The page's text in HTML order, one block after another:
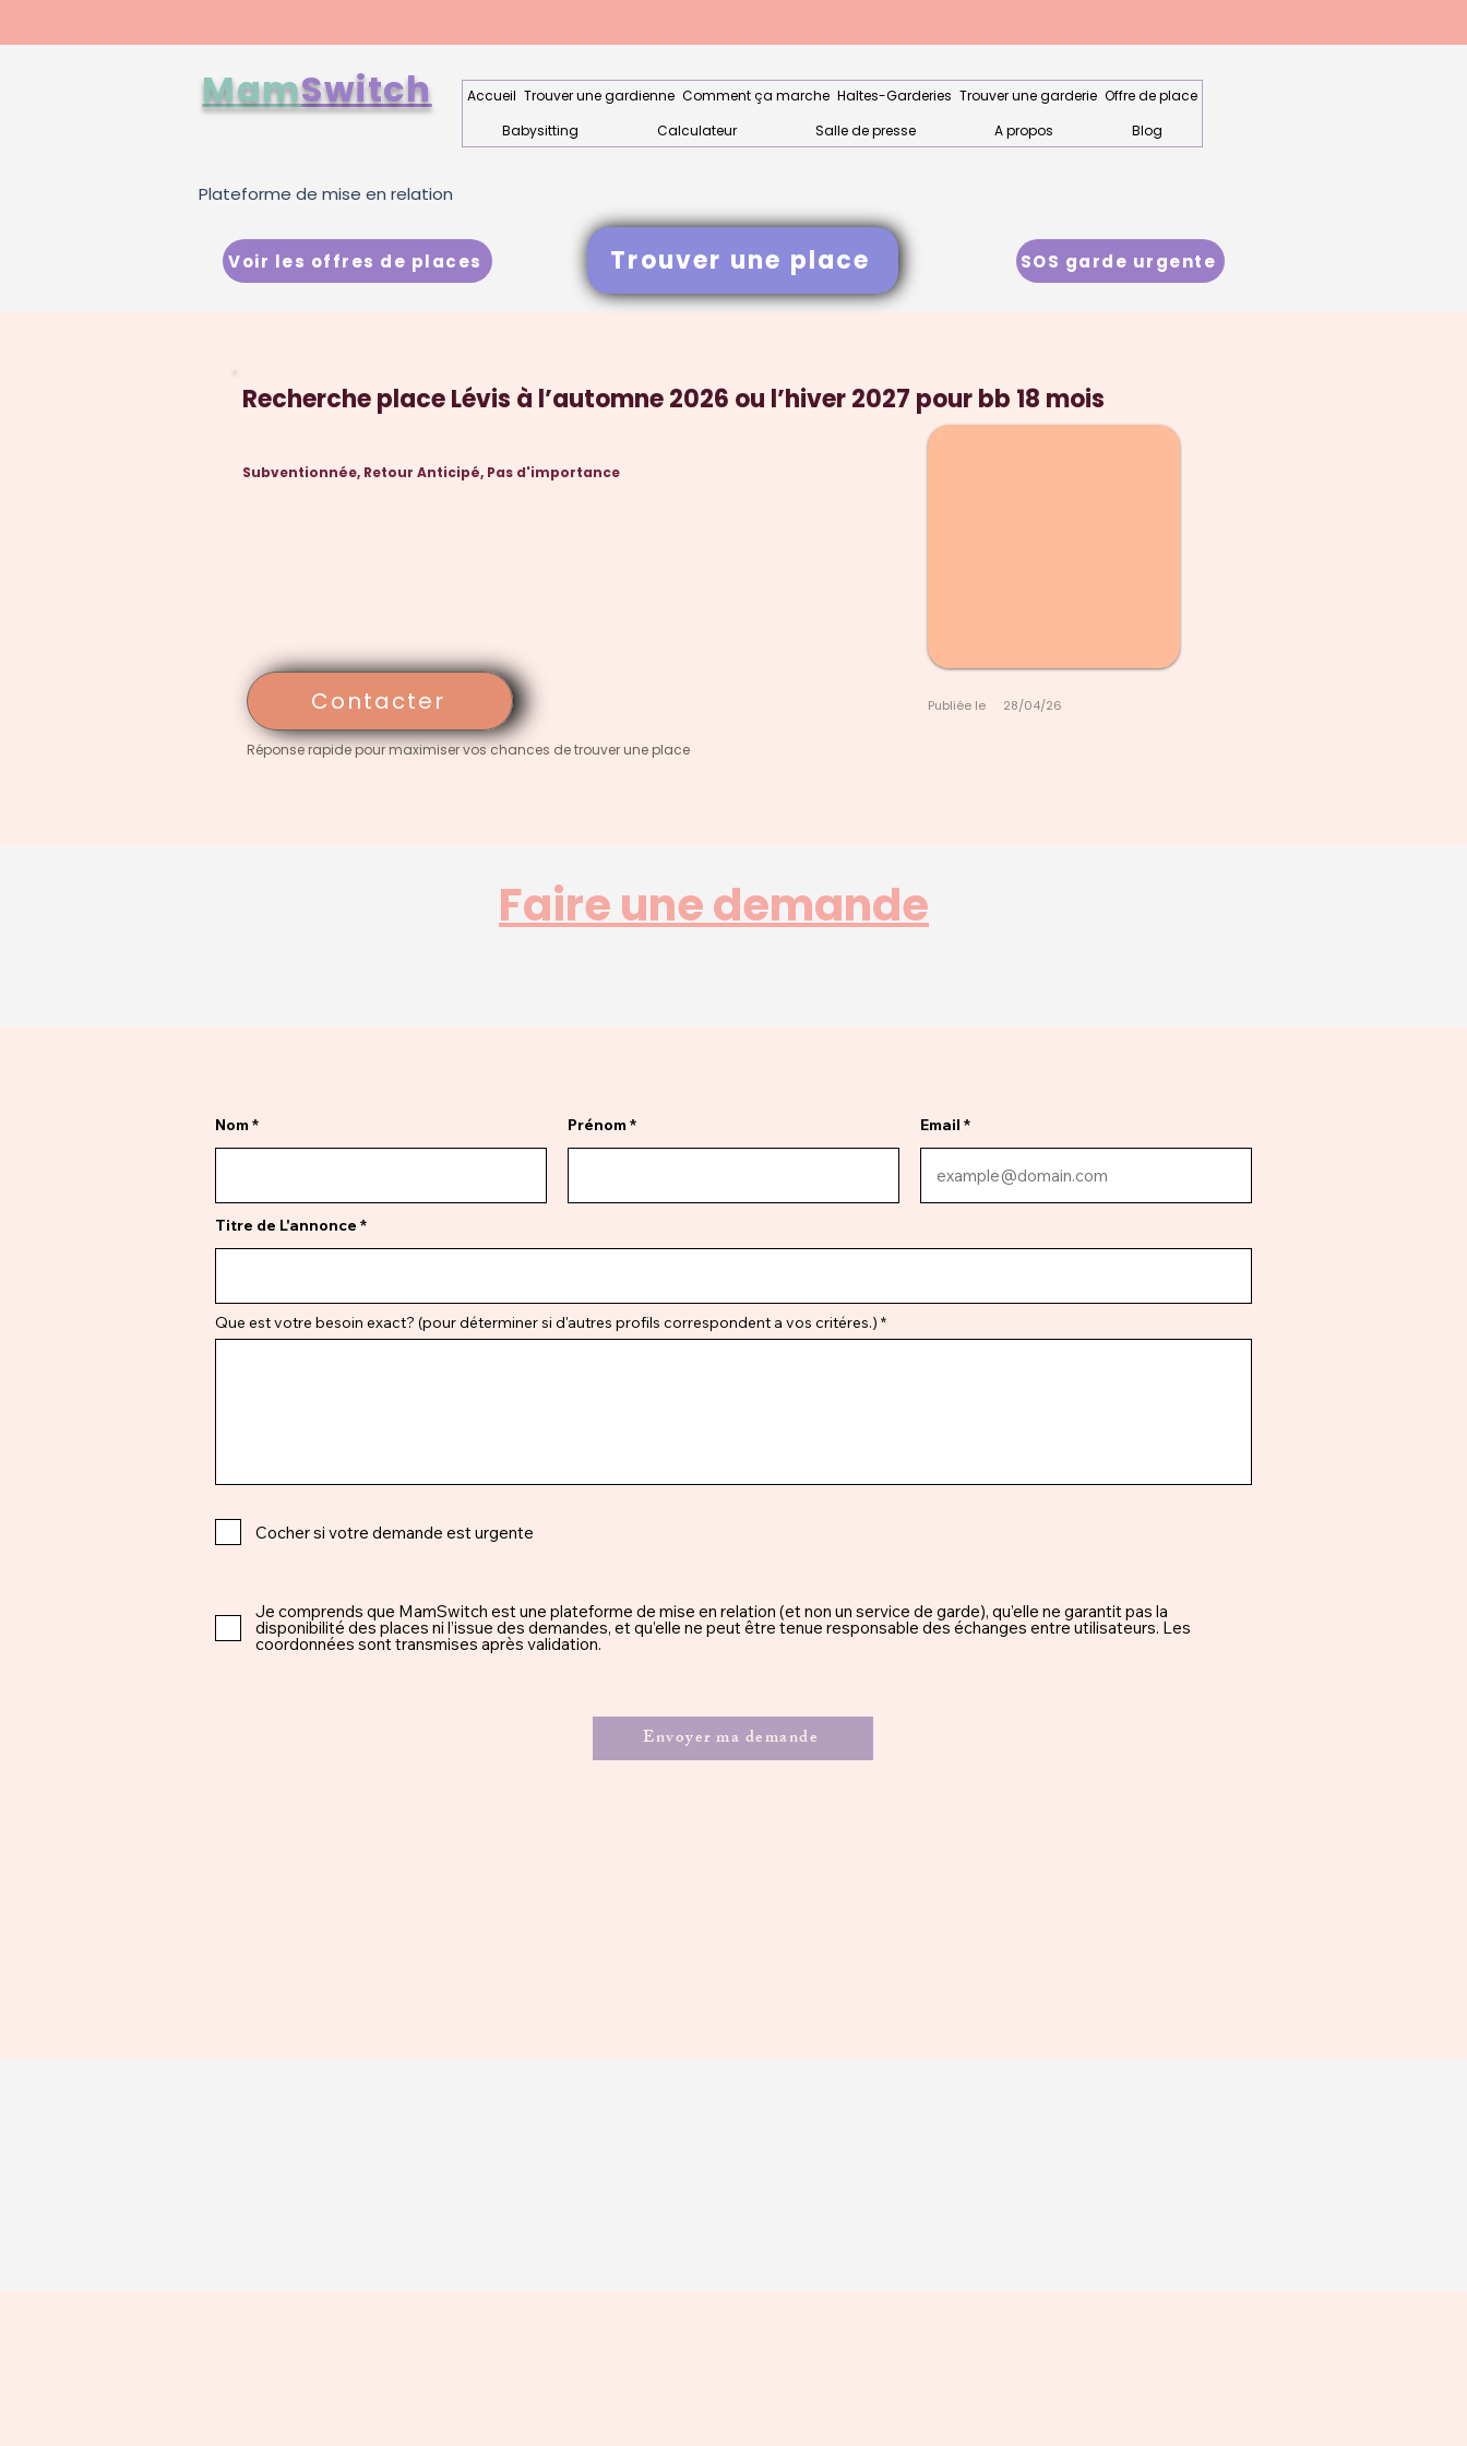
MamSwitch Accueil Trouver une gardienne Comment ça marche Haltes-Garderies Trouver une garderie Offre de place
Babysitting
Calculateur Salle de presse A propos Blog
Plateforme de mise en relation
Voir les offres de places Trouver une place SOS garde urgente
Recherche place Lévis à l’automne 2026 ou l’hiver 2027 pour bb 18 mois
Subventionnée, Retour Anticipé, Pas d'importance
Contacter
Réponse rapide pour maximiser vos chances de trouver une place
Publiée le 28/04/26
Faire une demande
Nom Prénom Email
Titre de L'annonce
Que est votre besoin exact? (pour déterminer si d'autres profils correspondent a vos critéres.)
Cocher si votre demande est urgente
Je comprends que MamSwitch est une plateforme de mise en relation (et non un service de garde), qu’elle ne garantit pas la
disponibilité des places ni l’issue des demandes, et qu’elle ne peut être tenue responsable des échanges entre utilisateurs. Les
coordonnées sont transmises après validation.
Envoyer ma demande